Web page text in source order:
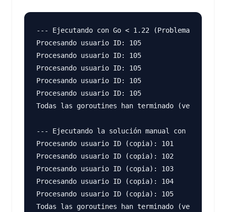
--- Ejecutando con Go < 1.22 (Problema) ---
Procesando usuario ID: 105
Procesando usuario ID: 105
Procesando usuario ID: 105
Procesando usuario ID: 105
Procesando usuario ID: 105
Todas las goroutines han terminado (versión
--- Ejecutando la solución manual con Go <
Procesando usuario ID (copia): 101
Procesando usuario ID (copia): 102
Procesando usuario ID (copia): 103
Procesando usuario ID (copia): 104
Procesando usuario ID (copia): 105